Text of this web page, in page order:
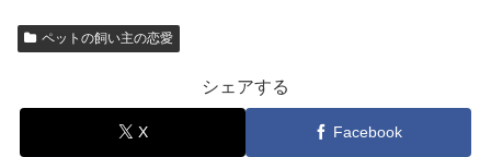
ペットの飼い主の恋愛
シェアする
X Facebook